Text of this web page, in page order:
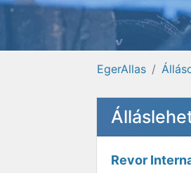
EgerAllas
Revor